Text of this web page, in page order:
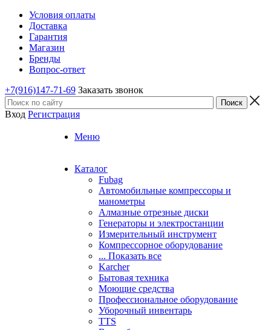
Условия оплаты
Доставка
Гарантия
Магазин
Бренды
Вопрос-ответ
+7(916)147-71-69 Заказать звонок
Вход Регистрация
Меню
Каталог
Fubag
Автомобильные компрессоры и
манометры
Алмазные отрезные диски
Генераторы и электростанции
Измерительный инструмент
Компрессорное оборудование
... Показать все
Karcher
Бытовая техника
Моющие средства
Профессиональное оборудование
Уборочный инвентарь
TTS